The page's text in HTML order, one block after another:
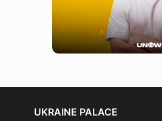
UKRAINE PALACE